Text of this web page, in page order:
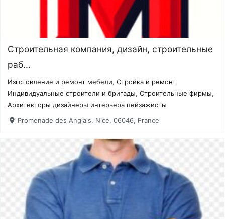
Cтроительная компания, дизайн, строительные
раб...
Изготовление и ремонт мебели,Стройка и ремонт,
Индивидуальные строители и бригады,Строительные фирмы,
Архитекторы дизайнеры интерьера пейзажисты
Promenade des Anglais, Nice, 06046, France